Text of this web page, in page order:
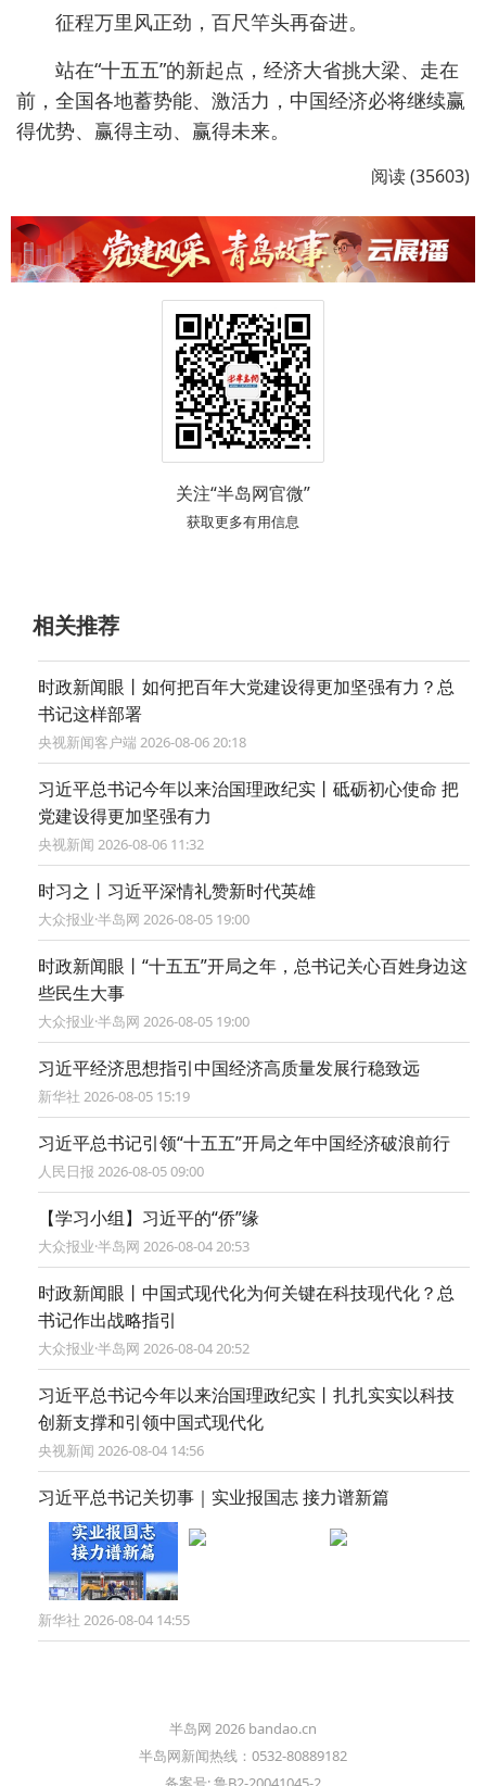
征程万里风正劲，百尺竿头再奋进。
站在“十五五”的新起点，经济大省挑大梁、走在
前，全国各地蓄势能、激活力，中国经济必将继续赢
得优势、赢得主动、赢得未来。
阅读 (35603)
关注“半岛网官微”
获取更多有用信息
相关推荐
时政新闻眼丨如何把百年大党建设得更加坚强有力？总
书记这样部署
央视新闻客户端 2026-08-06 20:18
习近平总书记今年以来治国理政纪实丨砥砺初心使命 把
党建设得更加坚强有力
央视新闻 2026-08-06 11:32
时习之丨习近平深情礼赞新时代英雄
大众报业·半岛网 2026-08-05 19:00
时政新闻眼丨“十五五”开局之年，总书记关心百姓身边这
些民生大事
大众报业·半岛网 2026-08-05 19:00
习近平经济思想指引中国经济高质量发展行稳致远
新华社 2026-08-05 15:19
习近平总书记引领“十五五”开局之年中国经济破浪前行
人民日报 2026-08-05 09:00
【学习小组】习近平的“侨”缘
大众报业·半岛网 2026-08-04 20:53
时政新闻眼丨中国式现代化为何关键在科技现代化？总
书记作出战略指引
大众报业·半岛网 2026-08-04 20:52
习近平总书记今年以来治国理政纪实丨扎扎实实以科技
创新支撑和引领中国式现代化
央视新闻 2026-08-04 14:56
习近平总书记关切事｜实业报国志 接力谱新篇
新华社 2026-08-04 14:55
半岛网 2026 bandao.cn
半岛网新闻热线：0532-80889182